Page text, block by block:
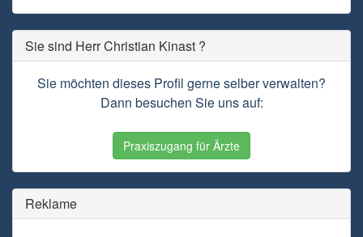
Sie sind Herr Christian Kinast ?
Sie möchten dieses Profil gerne selber verwalten?
Dann besuchen Sie uns auf:
Praxiszugang für Ärzte
Reklame